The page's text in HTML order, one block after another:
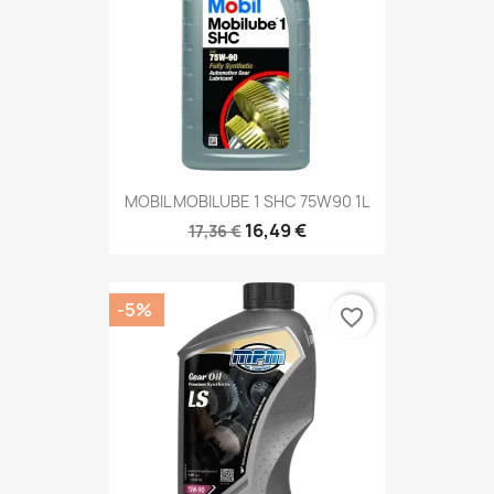
MOBIL MOBILUBE 1 SHC 75W90 1L
17,36 € 16,49 €
-5% favorite_border